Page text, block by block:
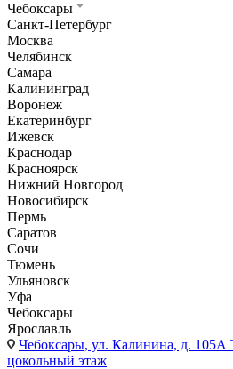
Чебоксары
Санкт-Петербург
Москва
Челябинск
Самара
Калининград
Воронеж
Екатеринбург
Ижевск
Краснодар
Красноярск
Нижний Новгород
Новосибирск
Пермь
Саратов
Сочи
Тюмень
Ульяновск
Уфа
Чебоксары
Ярославль
Чебоксары, ул. Калинина, д.
цокольный этаж